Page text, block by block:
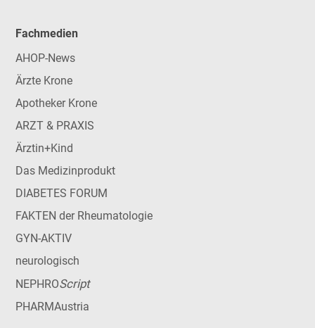
Fachmedien
AHOP-News
Ärzte Krone
Apotheker Krone
ARZT & PRAXIS
Ärztin+Kind
Das Medizinprodukt
DIABETES FORUM
FAKTEN der Rheumatologie
GYN-AKTIV
neurologisch
NEPHROScript
PHARMAustria